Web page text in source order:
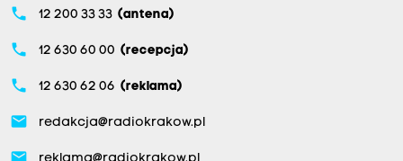
phone 12 200 33 33 (antena)
phone 12 630 60 00 (recepcja)
phone 12 630 62 06 (reklama)
email redakcja@radiokrakow.pl